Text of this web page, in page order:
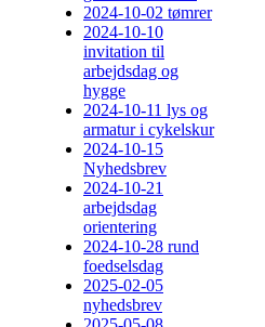
2024-10-02 tømrer
2024-10-10
invitation til
arbejdsdag og
hygge
2024-10-11 lys og
armatur i cykelskur
2024-10-15
Nyhedsbrev
2024-10-21
arbejdsdag
orientering
2024-10-28 rund
foedselsdag
2025-02-05
nyhedsbrev